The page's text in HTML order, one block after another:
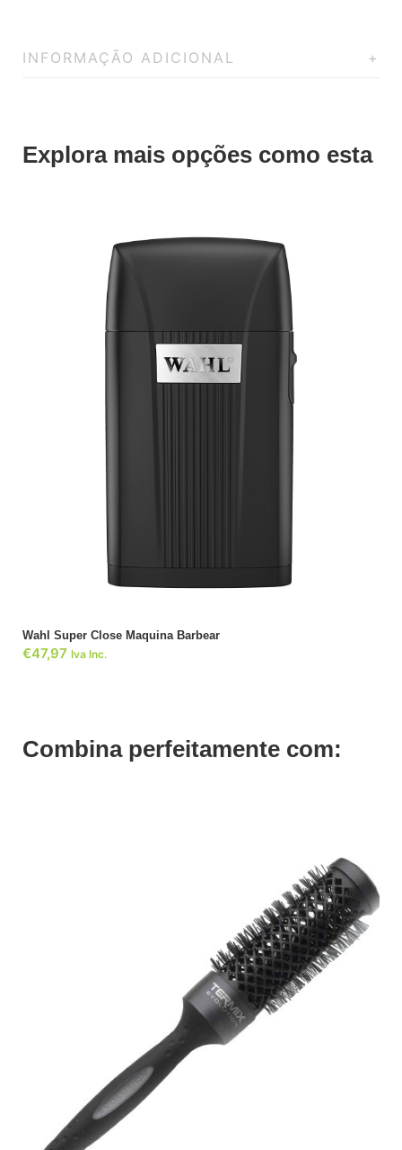
INFORMAÇÃO ADICIONAL
Explora mais opções como esta
Wahl Super Close Maquina Barbear
€47,97 Iva Inc.
Combina perfeitamente com: